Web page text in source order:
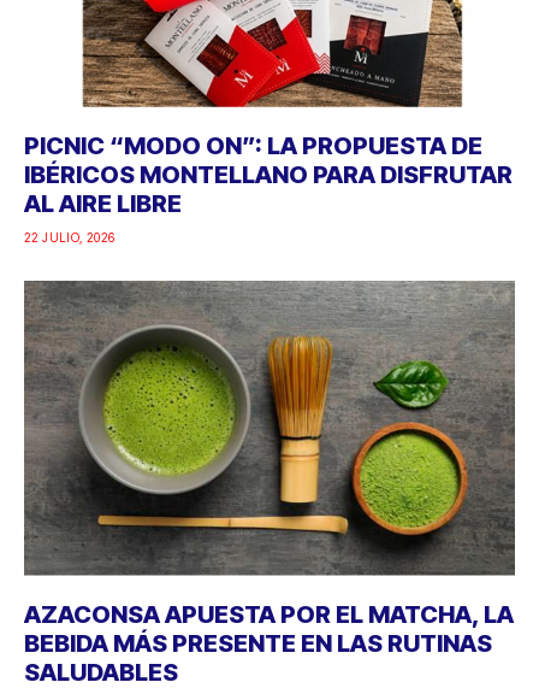
PICNIC “MODO ON”: LA PROPUESTA DE
IBÉRICOS MONTELLANO PARA DISFRUTAR
AL AIRE LIBRE
22 JULIO, 2026
AZACONSA APUESTA POR EL MATCHA, LA
BEBIDA MÁS PRESENTE EN LAS RUTINAS
SALUDABLES